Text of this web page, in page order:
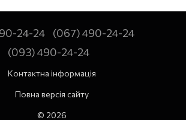
24-24
(067) 490-24-24
(093) 490-24-24
Контактна інформація
Повна версія сайту
© 2026